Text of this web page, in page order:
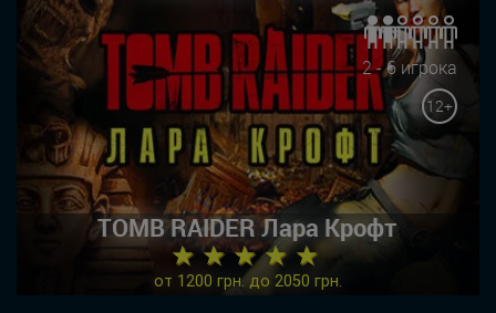
2 - 6 игрока
12+
TOMB RAIDER Лара Крофт
★ ★ ★ ★ ★
от 1200 грн. до 2050 грн.